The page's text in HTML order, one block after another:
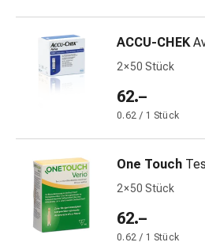
und
-
Mücken-
Zeckenschutz
Zeckenpinzette
Anti-
Rezeptpflichtige
Arzneimittel
ACCU-CHEK
2 × 50 Stück
62.–
0.62 / 1 Stück
One Touch
2 × 50 Stück
62.–
0.62 / 1 Stück